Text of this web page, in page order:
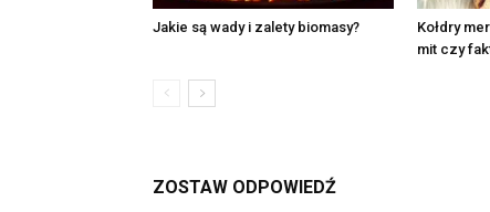
Jakie są wady i zalety biomasy?
Kołdry
mit czy
ZOSTAW ODPOWIEDŹ